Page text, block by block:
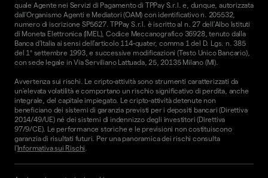
quale Agente nei Servizi di Pagamento di TPPay S.r.l. e, dunque, autorizzata
dall’Organismo Agenti e Mediatori (OAM) con identificativo n. 205532,
numero di iscrizione SP5627. TPPay S.r.l. è iscritto al n. 27 dell’Albo Istituti
di Moneta Elettronica (IMEL), Codice Meccanografico 36928, tenuto dalla
Banca d’Italia ai sensi dell’articolo 114-quater, comma 1 del D. Lgs. n. 385
del 1° settembre 1993, e successive modificazioni (Testo Unico Bancario),
con sede legale in Via Serviliano Lattuada, 25, 20135 Milano (MI).
Avvertenza sui rischi. Le cripto-attività sono strumenti caratterizzati da
un'elevata volatilità e comportano un rischio significativo di perdita, anche
integrale, del capitale impiegato. Le cripto-attività detenute non
beneficiano dei sistemi di garanzia previsti per i depositi bancari (Direttiva
2014/49/UE) né dei sistemi di indennizzo degli investitori (Direttiva
97/9/CE). Le performance storiche e le previsioni non costituiscono
garanzia di risultati futuri. Per una panoramica dei rischi consulta
l'Informativa sui Rischi.